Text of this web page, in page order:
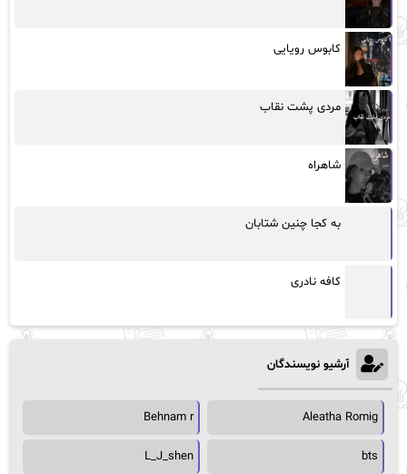
کابوس رویایی
مردی پشت نقاب
شاهراه
به کجا چنین شتابان
کافه نادری
آرشیو نویسندگان
Aleatha Romig
Behnam r
bts
L_J_shen